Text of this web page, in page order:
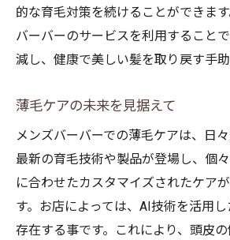
的な育毛対策を続けることができま
バーバーのサービスを利用すること
減し、健康で美しい髪を取り戻す手助
薄毛ケアの未来を見据えて
メンズバーバーでの薄毛ケアは、日々
最新の育毛技術や製品が登場し、個
に合わせたカスタマイズされたケア
す。お店によっては、AI技術を活用
存在する事です。これにより、頭皮